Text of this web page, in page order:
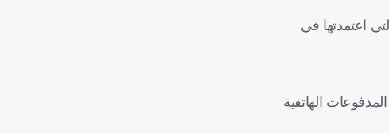
اعتمدتها في
الهاتفية